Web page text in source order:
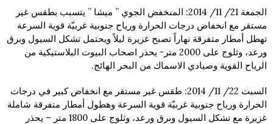
الجمعة 21/ 11/ 2014: المنخفض الجوي ” ميشا ” يتسبب بطقس غير
مستقر مع انخفاض درجات الحرارة ورياح جنوبية غربيّة قوية السرعة
تهطل أمطار متفرقة نهاراً تصبح غزيرة ليلاً ويحتمل تشكل السيول وبرق
ورعد، وثلوج على 2000 متر- يحذر اصحاب البيوت البلاستيكية من
الرياح القوية وصيادي الاسماك من البحر الهائج.
السبت 22/ 11/ 2014: طقس غير مستقر مع انخفاض كبير في درجات
الحرارة ورياح جنوبية غربيّة قوية السرعة وهطول أمطار متفرقة شاملة
غزيرة مع تشكل السيول وبرق ورعد، وثلوج على 1800 متر – يحذر